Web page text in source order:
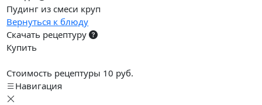
Пудинг из смеси круп
Вернуться к блюду
Скачать рецептуру
Купить
Стоимость рецептуры 10 руб.
Навигация